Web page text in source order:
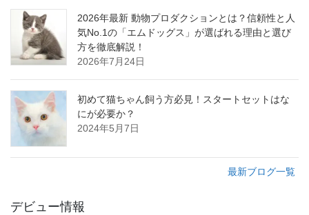
2026年最新 動物プロダクションとは？信頼性と人
気No.1の「エムドッグス」が選ばれる理由と選び
方を徹底解説！
2026年7月24日
初めて猫ちゃん飼う方必見！スタートセットはな
にが必要か？
2024年5月7日
最新ブログ一覧
デビュー情報